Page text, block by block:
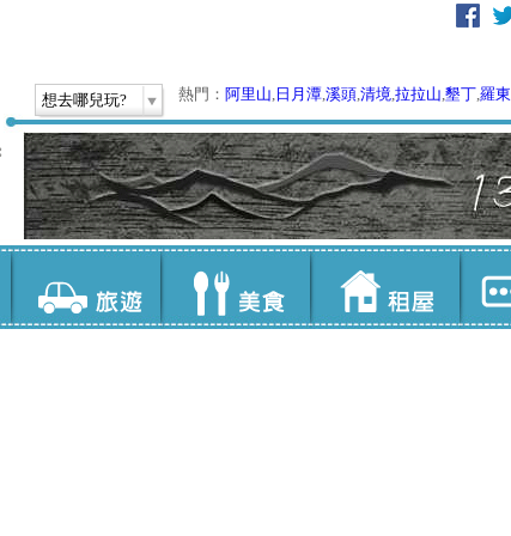
想去哪兒玩? 熱門： 阿里山, 日月潭,溪頭,清境,拉拉山,墾丁,羅東